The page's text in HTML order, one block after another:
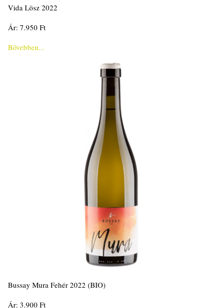
Vida Lösz 2022
Ár: 7.950 Ft
Bővebben...
Bussay Mura Fehér 2022 (BIO)
Ár: 3.900 Ft